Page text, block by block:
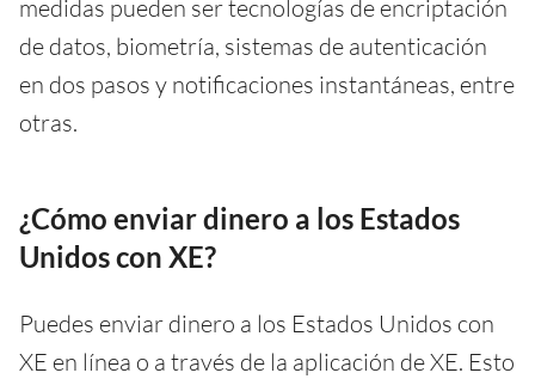
medidas pueden ser tecnologías de encriptación
de datos, biometría, sistemas de autenticación
en dos pasos y notificaciones instantáneas, entre
otras.
¿Cómo enviar dinero a los Estados
Unidos con XE?
Puedes enviar dinero a los Estados Unidos con
XE en línea o a través de la aplicación de XE. Esto